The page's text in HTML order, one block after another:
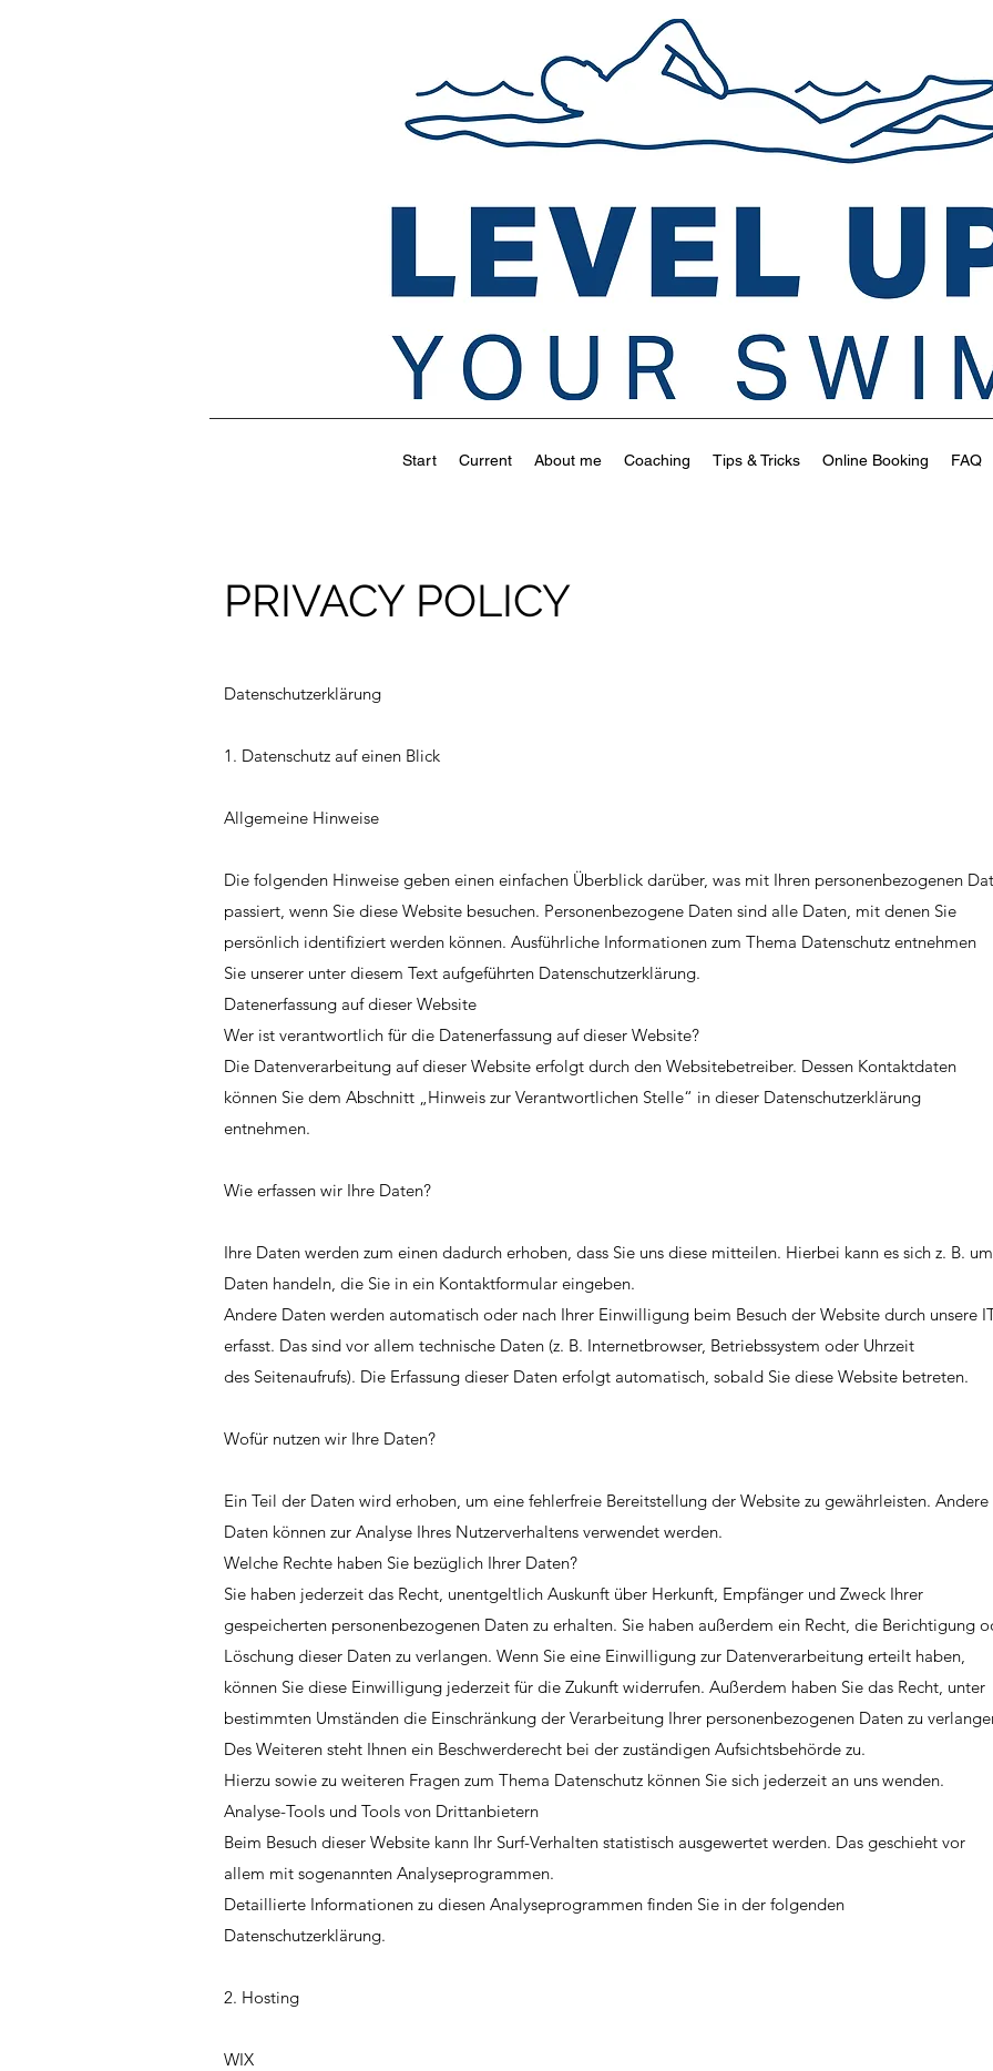
Start Current About me Coaching Tips & Tricks Online Booking FAQ
PRIVACY POLICY
Datenschutzerklärung
1. Datenschutz auf einen Blick
Allgemeine Hinweise
Die folgenden Hinweise geben einen einfachen Überblick darüber, was mit Ihren personenbezogenen
passiert, wenn Sie diese Website besuchen. Personenbezogene Daten sind alle Daten, mit denen Sie
persönlich identifiziert werden können. Ausführliche Informationen zum Thema Datenschutz entnehmen
Sie unserer unter diesem Text aufgeführten Datenschutzerklärung.
Datenerfassung auf dieser Website
Wer ist verantwortlich für die Datenerfassung auf dieser Website?
Die Datenverarbeitung auf dieser Website erfolgt durch den Websitebetreiber. Dessen Kontaktdaten
können Sie dem Abschnitt „Hinweis zur Verantwortlichen Stelle“ in dieser Datenschutzerklärung
entnehmen.
Wie erfassen wir Ihre Daten?
Ihre Daten werden zum einen dadurch erhoben, dass Sie uns diese mitteilen. Hierbei kann es sich z. B. um
Daten handeln, die Sie in ein Kontaktformular eingeben.
Andere Daten werden automatisch oder nach Ihrer Einwilligung beim Besuch der Website durch unsere
erfasst. Das sind vor allem technische Daten (z. B. Internetbrowser, Betriebssystem oder Uhrzeit
des Seitenaufrufs). Die Erfassung dieser Daten erfolgt automatisch, sobald Sie diese Website betreten.
Wofür nutzen wir Ihre Daten?
Ein Teil der Daten wird erhoben, um eine fehlerfreie Bereitstellung der Website zu gewährleisten. Andere
Daten können zur Analyse Ihres Nutzerverhaltens verwendet werden.
Welche Rechte haben Sie bezüglich Ihrer Daten?
Sie haben jederzeit das Recht, unentgeltlich Auskunft über Herkunft, Empfänger und Zweck Ihrer
gespeicherten personenbezogenen Daten zu erhalten. Sie haben außerdem ein Recht, die Berichtigung
Löschung dieser Daten zu verlangen. Wenn Sie eine Einwilligung zur Datenverarbeitung erteilt haben,
können Sie diese Einwilligung jederzeit für die Zukunft widerrufen. Außerdem haben Sie das Recht, unter
bestimmten Umständen die Einschränkung der Verarbeitung Ihrer personenbezogenen Daten zu
Des Weiteren steht Ihnen ein Beschwerderecht bei der zuständigen Aufsichtsbehörde zu.
Hierzu sowie zu weiteren Fragen zum Thema Datenschutz können Sie sich jederzeit an uns wenden.
Analyse-Tools und Tools von Drittanbietern
Beim Besuch dieser Website kann Ihr Surf-Verhalten statistisch ausgewertet werden. Das geschieht vor
allem mit sogenannten Analyseprogrammen.
Detaillierte Informationen zu diesen Analyseprogrammen finden Sie in der folgenden
Datenschutzerklärung.
2. Hosting
WIX